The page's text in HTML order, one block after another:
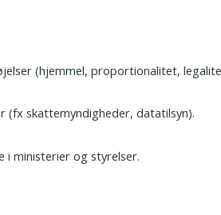
(hjemmel, proportionalitet,
(fx skattemyndigheder, datatilsyn).
i ministerier og styrelser.